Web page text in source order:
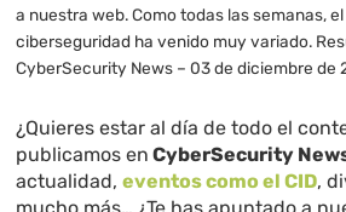
a nuestra web. Como todas las semanas,
ciberseguridad ha venido muy variado.
CyberSecurity News – 03 de diciembre de
¿Quieres estar al día de todo el
publicamos en CyberSecurity
actualidad,eventos como el CID,